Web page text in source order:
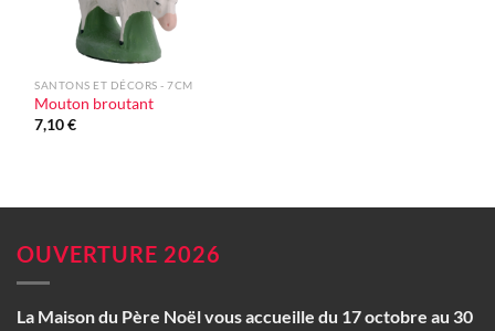
SANTONS ET DÉCORS - 7CM
Mouton broutant
7,10€
OUVERTURE 2026
La Maison du Père Noël vous accueille du 17 octobre au 30